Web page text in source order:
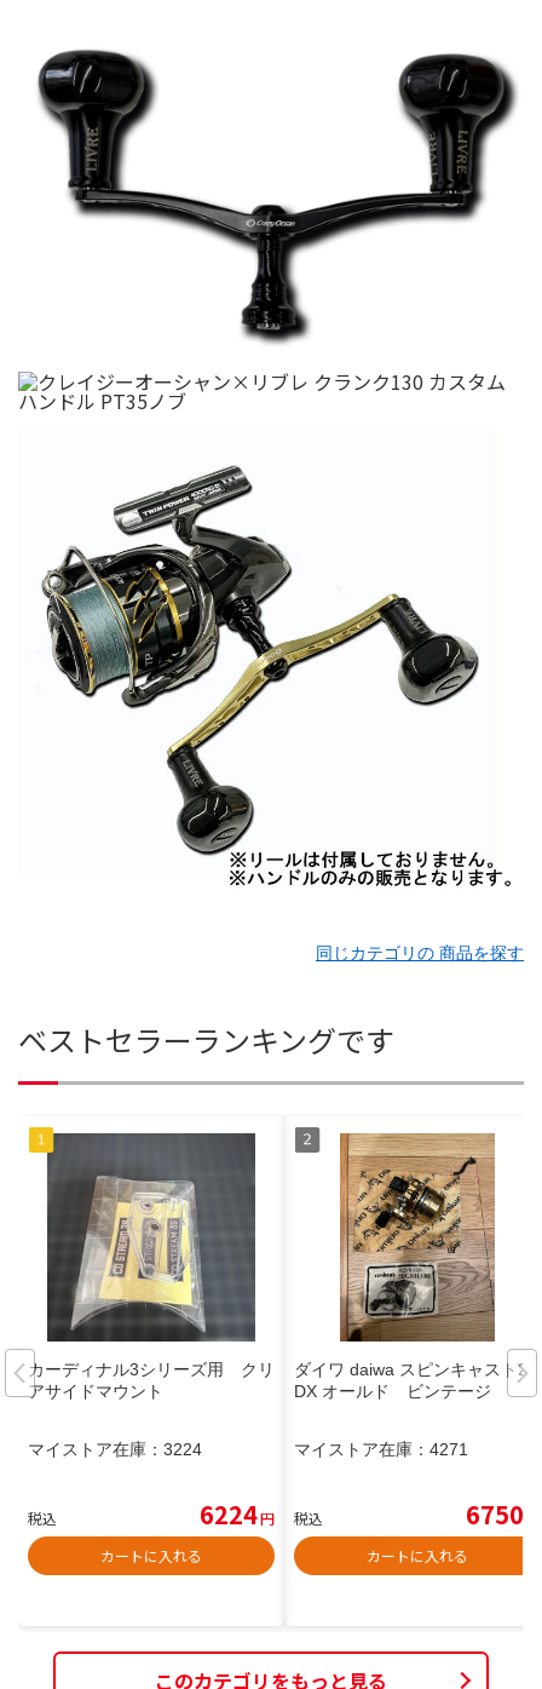
同じカテゴリの 商品を探す
ベストセラーランキングです
カーディナル3シリーズ用 クリ
アサイドマウント
マイストア在庫： 3224
税込 6224円
カートに入れる
ダイワ daiwa スピンキャスト20
DX オールド ビンテージ
マイストア在庫： 4271
税込 6750
カートに入れる
このカテゴリをもっと見る